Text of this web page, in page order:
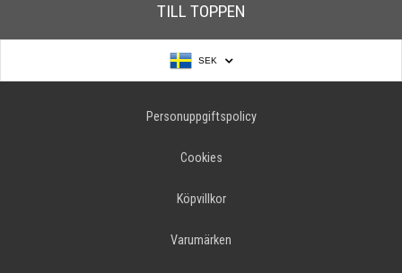
TILL TOPPEN
SEK
Personuppgiftspolicy
Cookies
Köpvillkor
Varumärken